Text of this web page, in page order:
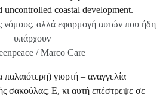
νόμους, αλλά εφαρμογή αυτών που ήδη
υπάρχουν
/ Marco Care
γιορτή – αναγγελία
σακούλας; Ε, κι αυτή επέστρεψε σε